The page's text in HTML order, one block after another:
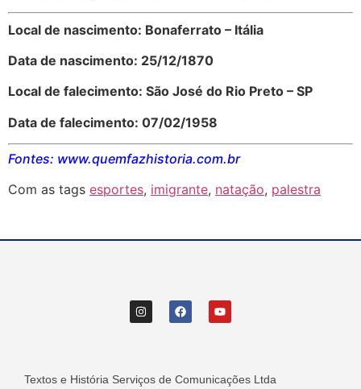
Local de nascimento: Bonaferrato – Itália
Data de nascimento: 25/12/1870
Local de falecimento: São José do Rio Preto – SP
Data de falecimento: 07/02/1958
Fontes: www.quemfazhistoria.com.br
Com as tags esportes, imigrante, natação, palestra
Textos e História Serviços de Comunicações Ltda